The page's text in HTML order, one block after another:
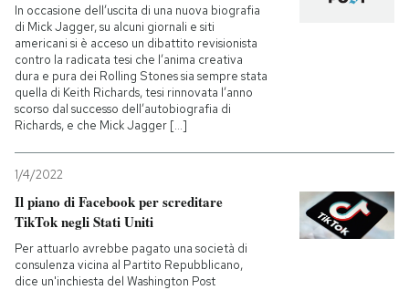
In occasione dell’uscita di una nuova biografia
di Mick Jagger, su alcuni giornali e siti
americani si è acceso un dibattito revisionista
contro la radicata tesi che l’anima creativa
dura e pura dei Rolling Stones sia sempre stata
quella di Keith Richards, tesi rinnovata l’anno
scorso dal successo dell’autobiografia di
Richards, e che Mick Jagger [...]
1/4/2022
Il piano di Facebook per screditare
TikTok negli Stati Uniti
Per attuarlo avrebbe pagato una società di
consulenza vicina al Partito Repubblicano,
dice un'inchiesta del Washington Post